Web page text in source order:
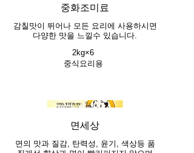
중화조미료
감칠맛이 뛰어나 모든 요리에 사용하시면
다양한 맛을 느낄수 있습니다.
2kg×6
중식요리용
면세상
면의 맛과 질감, 탄력성, 윤기, 색상등 품